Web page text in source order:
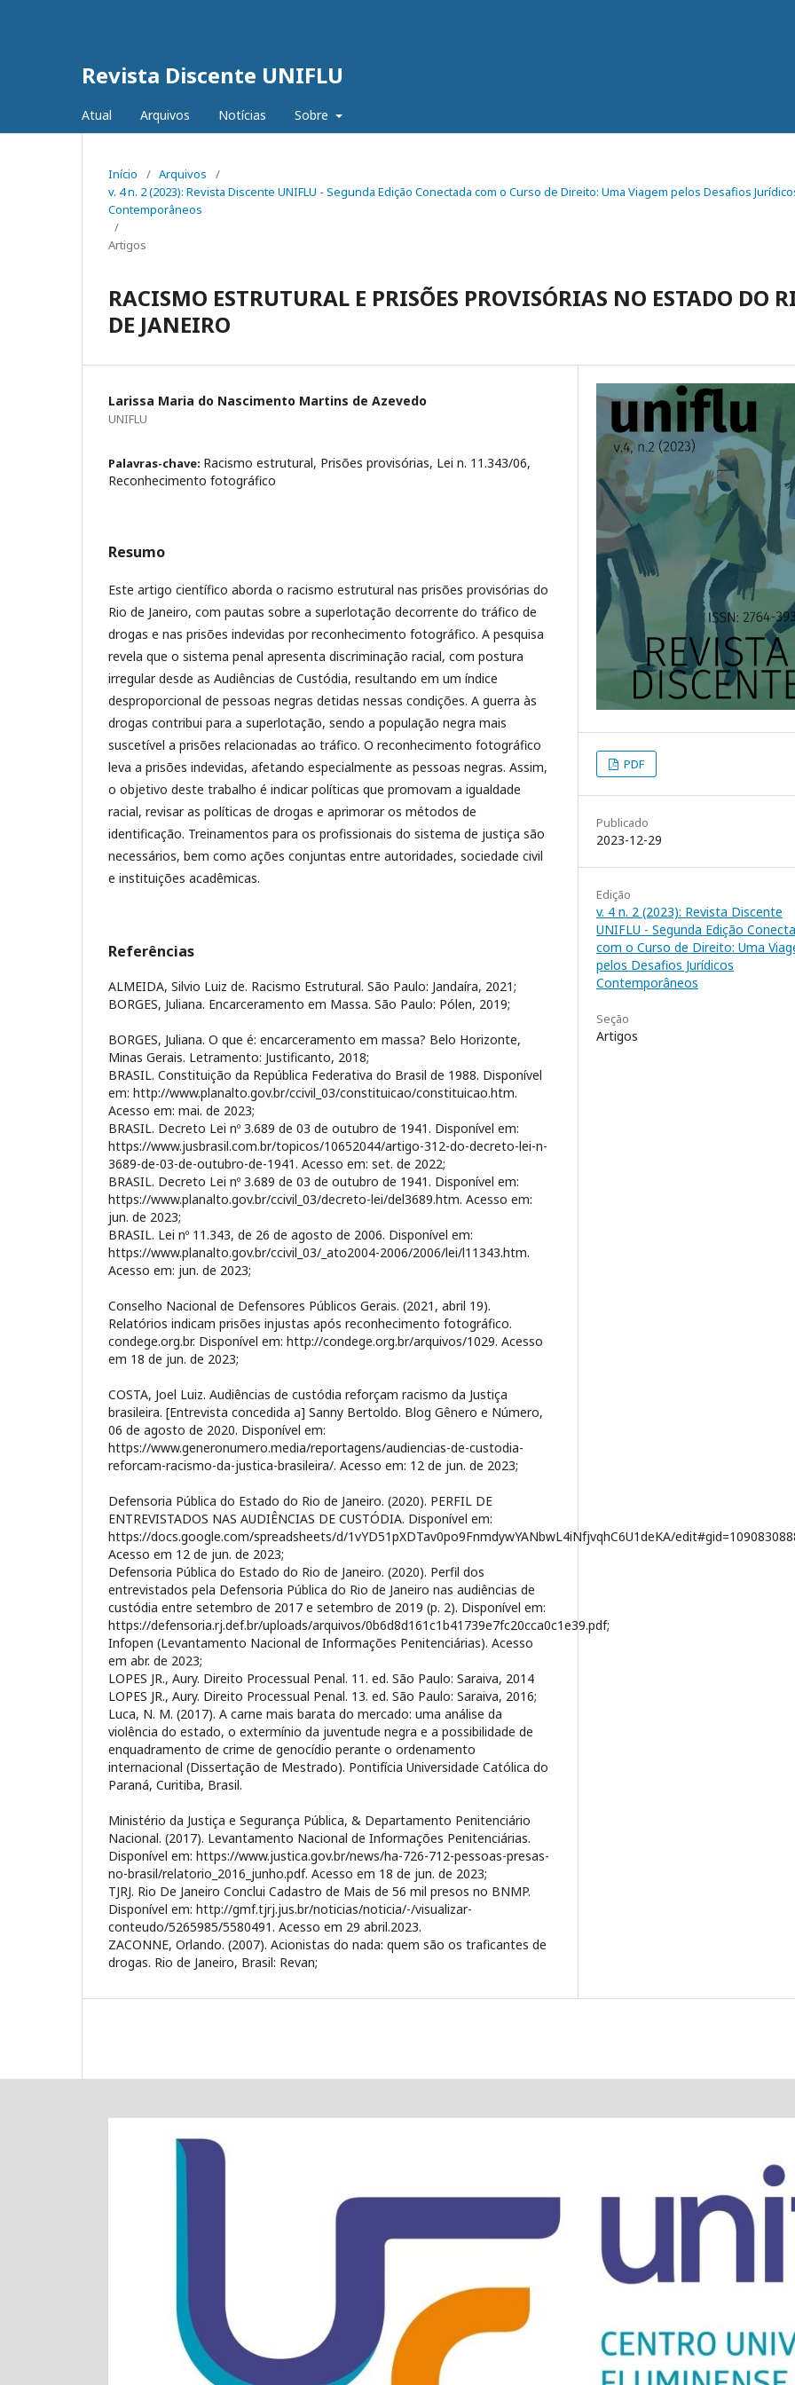
Revista Discente UNIFLU
Atual Arquivos Notícias Sobre
Início / Arquivos
/
v. 4 n. 2 (2023): Revista Discente UNIFLU - Segunda Edição Conectada com o Curso de Direito: Uma Viagem pelos Desafios
Contemporâneos
/
Artigos
RACISMO ESTRUTURAL E PRISÕES PROVISÓRIAS NO ESTADO DO
DE JANEIRO
Larissa Maria do Nascimento Martins de Azevedo
UNIFLU
Palavras-chave: Racismo estrutural, Prisões provisórias, Lei n. 11.343/06,
Reconhecimento fotográfico
Resumo
Este artigo científico aborda o racismo estrutural nas prisões provisórias do
Rio de Janeiro, com pautas sobre a superlotação decorrente do tráfico de
drogas e nas prisões indevidas por reconhecimento fotográfico. A pesquisa
revela que o sistema penal apresenta discriminação racial, com postura
irregular desde as Audiências de Custódia, resultando em um índice
desproporcional de pessoas negras detidas nessas condições. A guerra às
drogas contribui para a superlotação, sendo a população negra mais
suscetível a prisões relacionadas ao tráfico. O reconhecimento fotográfico
leva a prisões indevidas, afetando especialmente as pessoas negras. Assim,
o objetivo deste trabalho é indicar políticas que promovam a igualdade
racial, revisar as políticas de drogas e aprimorar os métodos de
identificação. Treinamentos para os profissionais do sistema de justiça são
necessários, bem como ações conjuntas entre autoridades, sociedade civil
e instituições acadêmicas.
Referências
ALMEIDA, Silvio Luiz de. Racismo Estrutural. São Paulo: Jandaíra, 2021;
BORGES, Juliana. Encarceramento em Massa. São Paulo: Pólen, 2019;
BORGES, Juliana. O que é: encarceramento em massa? Belo Horizonte,
Minas Gerais. Letramento: Justificanto, 2018;
BRASIL. Constituição da República Federativa do Brasil de 1988. Disponível
em: http://www.planalto.gov.br/ccivil_03/constituicao/constituicao.htm.
Acesso em: mai. de 2023;
BRASIL. Decreto Lei nº 3.689 de 03 de outubro de 1941. Disponível em:
https://www.jusbrasil.com.br/topicos/10652044/artigo-312-do-decreto-lei-n-
3689-de-03-de-outubro-de-1941. Acesso em: set. de 2022;
BRASIL. Decreto Lei nº 3.689 de 03 de outubro de 1941. Disponível em:
https://www.planalto.gov.br/ccivil_03/decreto-lei/del3689.htm. Acesso em:
jun. de 2023;
BRASIL. Lei nº 11.343, de 26 de agosto de 2006. Disponível em:
https://www.planalto.gov.br/ccivil_03/_ato2004-2006/2006/lei/l11343.htm.
Acesso em: jun. de 2023;
Conselho Nacional de Defensores Públicos Gerais. (2021, abril 19).
Relatórios indicam prisões injustas após reconhecimento fotográfico.
condege.org.br. Disponível em: http://condege.org.br/arquivos/1029. Acesso
em 18 de jun. de 2023;
COSTA, Joel Luiz. Audiências de custódia reforçam racismo da Justiça
brasileira. [Entrevista concedida a] Sanny Bertoldo. Blog Gênero e Número,
06 de agosto de 2020. Disponível em:
https://www.generonumero.media/reportagens/audiencias-de-custodia-
reforcam-racismo-da-justica-brasileira/. Acesso em: 12 de jun. de 2023;
Defensoria Pública do Estado do Rio de Janeiro. (2020). PERFIL DE
ENTREVISTADOS NAS AUDIÊNCIAS DE CUSTÓDIA. Disponível em:
https://docs.google.com/spreadsheets/d/1vYD51pXDTav0po9FnmdywYANbwL4iNfjvqhC6U1deKA/
Acesso em 12 de jun. de 2023;
Defensoria Pública do Estado do Rio de Janeiro. (2020). Perfil dos
entrevistados pela Defensoria Pública do Rio de Janeiro nas audiências de
custódia entre setembro de 2017 e setembro de 2019 (p. 2). Disponível em:
https://defensoria.rj.def.br/uploads/arquivos/0b6d8d161c1b41739e7fc20cca0c1e39.pdf;
Infopen (Levantamento Nacional de Informações Penitenciárias). Acesso
em abr. de 2023;
LOPES JR., Aury. Direito Processual Penal. 11. ed. São Paulo: Saraiva, 2014
LOPES JR., Aury. Direito Processual Penal. 13. ed. São Paulo: Saraiva, 2016;
Luca, N. M. (2017). A carne mais barata do mercado: uma análise da
violência do estado, o extermínio da juventude negra e a possibilidade de
enquadramento de crime de genocídio perante o ordenamento
internacional (Dissertação de Mestrado). Pontifícia Universidade Católica do
Paraná, Curitiba, Brasil.
Ministério da Justiça e Segurança Pública, & Departamento Penitenciário
Nacional. (2017). Levantamento Nacional de Informações Penitenciárias.
Disponível em: https://www.justica.gov.br/news/ha-726-712-pessoas-presas-
no-brasil/relatorio_2016_junho.pdf. Acesso em 18 de jun. de 2023;
TJRJ. Rio De Janeiro Conclui Cadastro de Mais de 56 mil presos no BNMP.
Disponível em: http://gmf.tjrj.jus.br/noticias/noticia/-/visualizar-
conteudo/5265985/5580491. Acesso em 29 abril.2023.
ZACONNE, Orlando. (2007). Acionistas do nada: quem são os traficantes de
drogas. Rio de Janeiro, Brasil: Revan;
PDF
Publicado
2023-12-29
Edição
v. 4 n. 2 (2023): Revista Discente
UNIFLU - Segunda Edição
com o Curso de Direito: Uma
pelos Desafios Jurídicos
Contemporâneos
Seção
Artigos